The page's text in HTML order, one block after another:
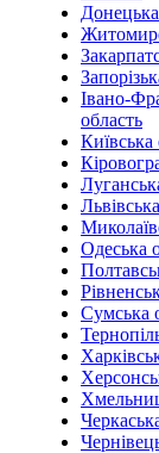
Івано-
область
Київська
Одеська
Сумська